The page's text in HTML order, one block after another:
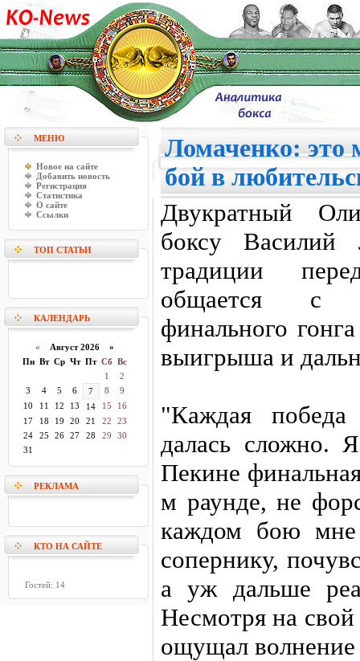
МЕНЮ
Новое на сайте
Добавить новость
Регистрация
Статистика
О сайте
Ссылки
ТОП СТАТЬИ
КАЛЕНДАРЬ
« Август 2026 »
Пн Вт Ср Чт Пт Сб Вс
1
2
3
4 5 6 7 8
9
10
11 12 13 14 15
16
17
18 19 20 21 22
23
24
25 26 27 28 29
30
31
РЕКЛАМА
КТО НА САЙТЕ
Гостей: 14
Ломаченко: это
бой в
Двукратный
боксу Василий
традиции
общается с
финального
выигрыша и
"Каждая
далась сложно.
Пекине
м раунде, не
каждом бою мне
сопернику,
а уж дальше
Несмотря на
ощущал